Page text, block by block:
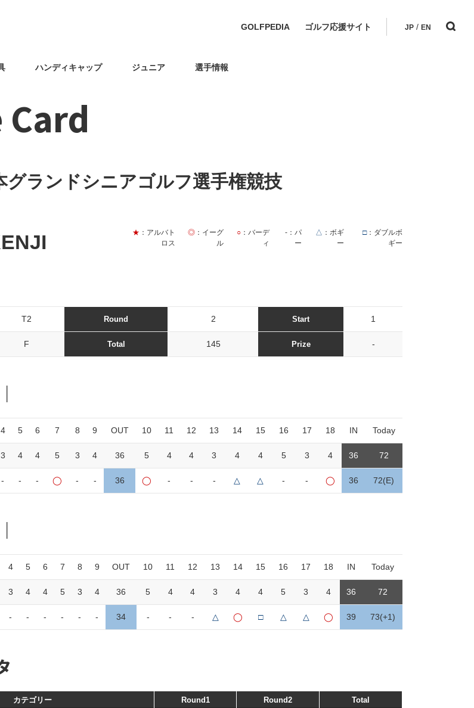
GOLFPEDIA ゴルフ応援サイト JP / EN
ハンディキャップ ジュニア 選手情報
Card
グランドシニアゴルフ選手権競技
★ ：アルバト
ロス
◎ ：イーグ
ル
○ ：バーデ
ィ
- ：パ
ー
△ ：ボギ
ー
□：ダブルボ
ギー
T2 Round 2 Start 1
F Total 145 Prize -
4 5 6 7 8 9 OUT 10 11 12 13 14 15 16 17 18 IN Today
3 4 4 5 3 4 36 5 4 4 3 4 4 5 3 4 36 72
- - - ◯ - - 36 ◯ - - - △ △ - - ◯ 36 72(E)
4 5 6 7 8 9 OUT 10 11 12 13 14 15 16 17 18 IN Today
3 4 4 5 3 4 36 5 4 4 3 4 4 5 3 4 36 72
- - - - - - 34 - - - △ ◯ □ △ △ ◯ 39 73(+1)
カテゴリー Round1 Round2 Total